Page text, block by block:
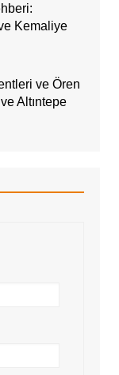
Kemaliye
ve Ören
Altıntepe